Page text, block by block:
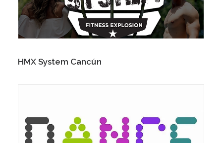
HMX System Cancún